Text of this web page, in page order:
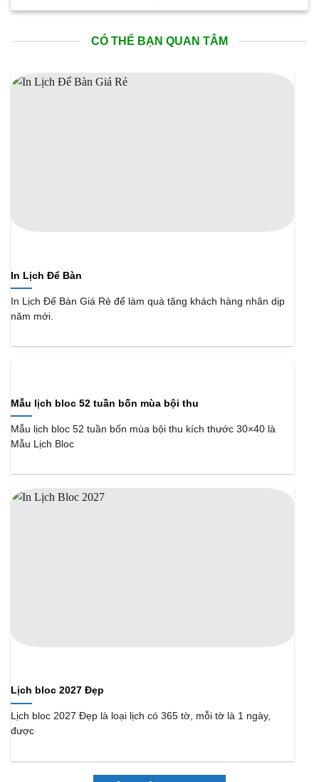
CÓ THỂ BẠN QUAN TÂM
In Lịch Để Bàn
In Lịch Để Bàn Giá Rẻ để làm quà tặng khách hàng nhân dịp
năm mới.
Mẫu lịch bloc 52 tuần bốn mùa bội thu
Mẫu lịch bloc 52 tuần bốn mùa bội thu kích thước 30×40 là
Mẫu Lịch Bloc
Lịch bloc 2027 Đẹp
Lịch bloc 2027 Đẹp là loại lịch có 365 tờ, mỗi tờ là 1 ngày,
được